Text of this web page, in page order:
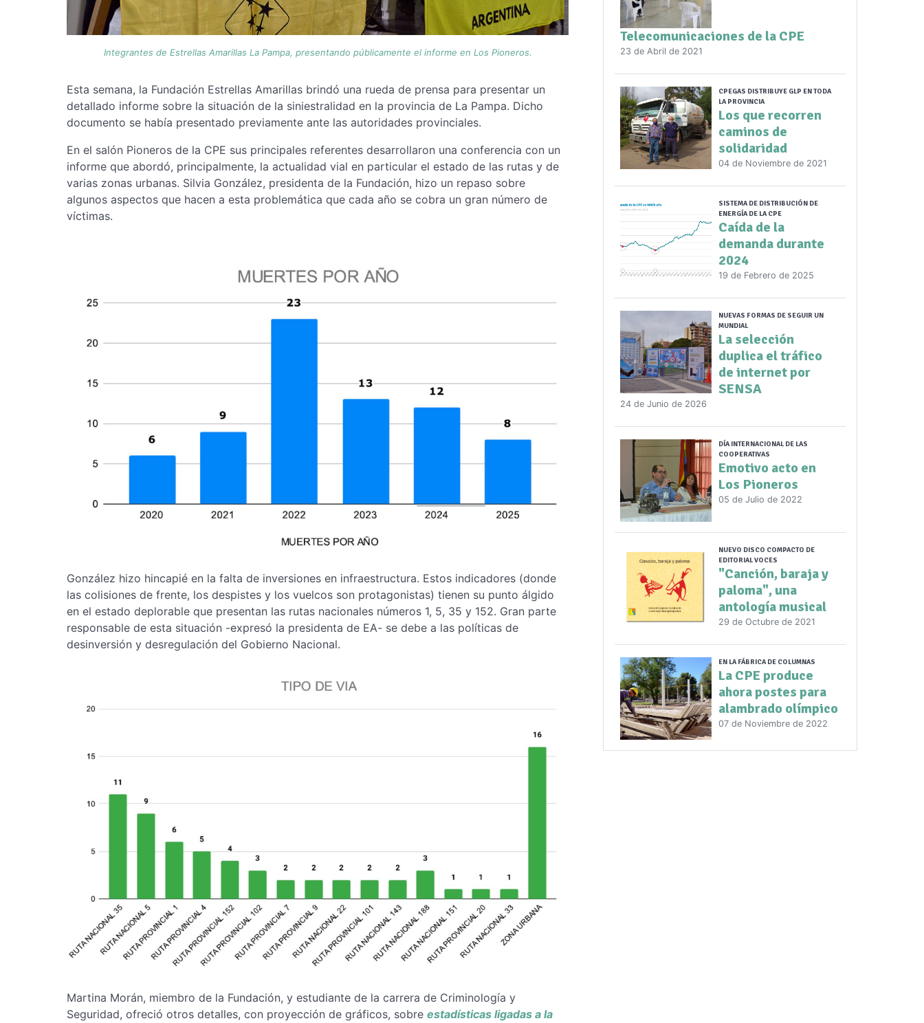
Integrantes de Estrellas Amarillas La Pampa, presentando públicamente el informe en Los Pioneros.
Esta semana, la Fundación Estrellas Amarillas brindó una rueda de prensa para presentar un
detallado informe sobre la situación de la siniestralidad en la provincia de La Pampa. Dicho
documento se había presentado previamente ante las autoridades provinciales.
En el salón Pioneros de la CPE sus principales referentes desarrollaron una conferencia con un
informe que abordó, principalmente, la actualidad vial en particular el estado de las rutas y de
varias zonas urbanas. Silvia González, presidenta de la Fundación, hizo un repaso sobre
algunos aspectos que hacen a esta problemática que cada año se cobra un gran número de
víctimas.
González hizo hincapié en la falta de inversiones en infraestructura. Estos indicadores (donde
las colisiones de frente, los despistes y los vuelcos son protagonistas) tienen su punto álgido
en el estado deplorable que presentan las rutas nacionales números 1, 5, 35 y 152. Gran parte
responsable de esta situación -expresó la presidenta de EA- se debe a las políticas de
desinversión y desregulación del Gobierno Nacional.
Martina Morán, miembro de la Fundación, y estudiante de la carrera de Criminología y
Seguridad, ofreció otros detalles, con proyección de gráficos, sobre estadísticas ligadas a la
Telecomunicaciones de la CPE
23 de Abril de 2021
CPEGAS DISTRIBUYE GLP EN TODA
LA PROVINCIA
Los que recorren
caminos de
solidaridad
04 de Noviembre de 2021
SISTEMA DE DISTRIBUCIÓN DE
ENERGÍA DE LA CPE
Caída de la
demanda durante
2024
19 de Febrero de 2025
NUEVAS FORMAS DE SEGUIR UN
MUNDIAL
La selección
duplica el tráfico
de internet por
SENSA
24 de Junio de 2026
DÍA INTERNACIONAL DE LAS
COOPERATIVAS
Emotivo acto en
Los Pioneros
05 de Julio de 2022
NUEVO DISCO COMPACTO DE
EDITORIAL VOCES
"Canción, baraja y
paloma", una
antología musical
29 de Octubre de 2021
EN LA FÁBRICA DE COLUMNAS
La CPE produce
ahora postes para
alambrado olímpico
07 de Noviembre de 2022